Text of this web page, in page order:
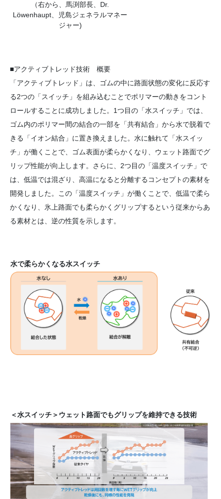
（右から、馬渕部長、Dr.
Löwenhaupt、児島ジェネラルマネー
ジャー)
■アクティブトレッド技術 概要
「アクティブトレッド」は、ゴムの中に路面状態の変化に反応す
る2つの「スイッチ」を組み込むことでポリマーの動きをコント
ロールすることに成功しました。1つ目の「水スイッチ」では、
ゴム内のポリマー間の結合の一部を「共有結合」から水で脱着で
きる「イオン結合」に置き換えました。水に触れて「水スイッ
チ」が働くことで、ゴム表面が柔らかくなり、ウェット路面でグ
リップ性能が向上します。さらに、2つ目の「温度スイッチ」で
は、低温では混ざり、高温になると分離するコンセプトの素材を
開発しました。この「温度スイッチ」が働くことで、低温で柔ら
かくなり、氷上路面でも柔らかくグリップするという従来からあ
る素材とは、逆の性質を示します。
水で柔らかくなる水スイッチ
＜水スイッチ＞ウェット路面でもグリップを維持できる技術